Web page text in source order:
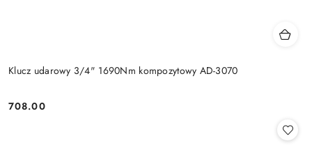
Klucz udarowy 3/4" 1690Nm kompozytowy AD-3070
Cena:
708.00